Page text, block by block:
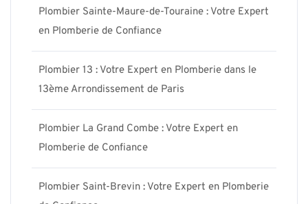
Plombier Sainte-Maure-de-Touraine : Votre Expert
en Plomberie de Confiance
Plombier 13 : Votre Expert en Plomberie dans le
13ème Arrondissement de Paris
Plombier La Grand Combe : Votre Expert en
Plomberie de Confiance
Plombier Saint-Brevin : Votre Expert en Plomberie